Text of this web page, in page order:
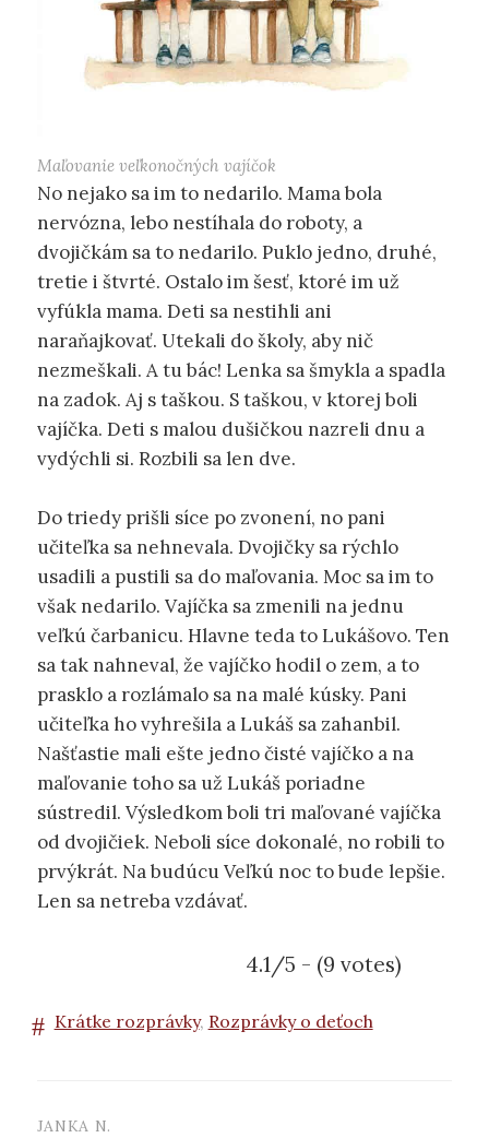
Maľovanie veľkonočných vajíčok
No nejako sa im to nedarilo. Mama bola
nervózna, lebo nestíhala do roboty, a
dvojičkám sa to nedarilo. Puklo jedno, druhé,
tretie i štvrté. Ostalo im šesť, ktoré im už
vyfúkla mama. Deti sa nestihli ani
naraňajkovať. Utekali do školy, aby nič
nezmeškali. A tu bác! Lenka sa šmykla a spadla
na zadok. Aj s taškou. S taškou, v ktorej boli
vajíčka. Deti s malou dušičkou nazreli dnu a
vydýchli si. Rozbili sa len dve.
Do triedy prišli síce po zvonení, no pani
učiteľka sa nehnevala. Dvojičky sa rýchlo
usadili a pustili sa do maľovania. Moc sa im to
však nedarilo. Vajíčka sa zmenili na jednu
veľkú čarbanicu. Hlavne teda to Lukášovo. Ten
sa tak nahneval, že vajíčko hodil o zem, a to
prasklo a rozlámalo sa na malé kúsky. Pani
učiteľka ho vyhrešila a Lukáš sa zahanbil.
Našťastie mali ešte jedno čisté vajíčko a na
maľovanie toho sa už Lukáš poriadne
sústredil. Výsledkom boli tri maľované vajíčka
od dvojičiek. Neboli síce dokonalé, no robili to
prvýkrát. Na budúcu Veľkú noc to bude lepšie.
Len sa netreba vzdávať.
4.1/5 - (9 votes)
Krátke rozprávky, Rozprávky o deťoch
JANKA N.